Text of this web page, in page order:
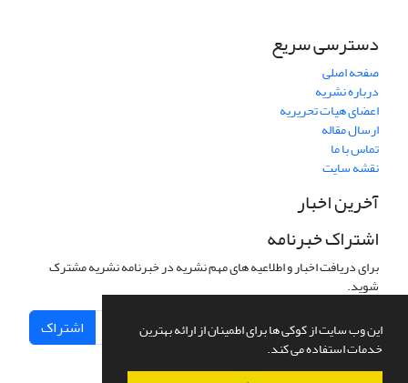
این وب سایت از کوکی ها برای اطمینان از ارائه بهترین
خدمات استفاده می کند.
دسترسی سریع
صفحه اصلی
درباره نشریه
اعضای هیات تحریریه
ارسال مقاله
تماس با ما
نقشه سایت
آخرین اخبار
اشتراک خبرنامه
برای دریافت اخبار و اطلاعیه های مهم نشریه در خبرنامه نشریه مشترک
شوید.
اشتراک